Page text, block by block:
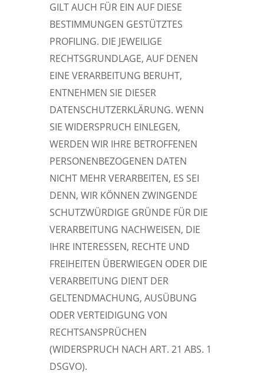
GILT AUCH FÜR EIN AUF DIESE
BESTIMMUNGEN GESTÜTZTES
PROFILING. DIE JEWEILIGE
RECHTSGRUNDLAGE, AUF DENEN
EINE VERARBEITUNG BERUHT,
ENTNEHMEN SIE DIESER
DATENSCHUTZERKLÄRUNG. WENN
SIE WIDERSPRUCH EINLEGEN,
WERDEN WIR IHRE BETROFFENEN
PERSONENBEZOGENEN DATEN
NICHT MEHR VERARBEITEN, ES SEI
DENN, WIR KÖNNEN ZWINGENDE
SCHUTZWÜRDIGE GRÜNDE FÜR DIE
VERARBEITUNG NACHWEISEN, DIE
IHRE INTERESSEN, RECHTE UND
FREIHEITEN ÜBERWIEGEN ODER DIE
VERARBEITUNG DIENT DER
GELTENDMACHUNG, AUSÜBUNG
ODER VERTEIDIGUNG VON
RECHTSANSPRÜCHEN
(WIDERSPRUCH NACH ART. 21 ABS. 1
DSGVO).